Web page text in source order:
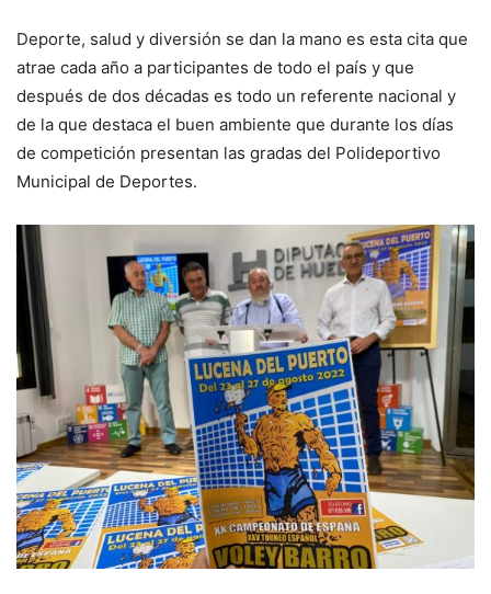
Deporte, salud y diversión se dan la mano es esta cita que
atrae cada año a participantes de todo el país y que
después de dos décadas es todo un referente nacional y
de la que destaca el buen ambiente que durante los días
de competición presentan las gradas del Polideportivo
Municipal de Deportes.